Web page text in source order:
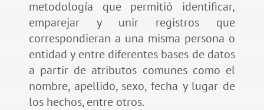
metodología que permitió identificar,
emparejar y unir registros que
correspondieran a una misma persona o
entidad y entre diferentes bases de datos
a partir de atributos comunes como el
nombre, apellido, sexo, fecha y lugar de
los hechos, entre otros.